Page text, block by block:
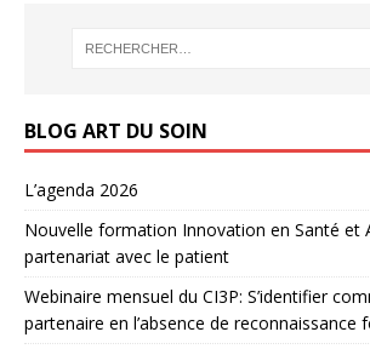
BLOG ART DU SOIN
L’agenda 2026
Nouvelle formation Innovation en Santé et
partenariat avec le patient
Webinaire mensuel du CI3P: S’identifier
partenaire en l’absence de reconnaissance